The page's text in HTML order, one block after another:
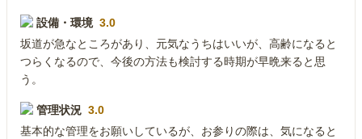
設備・環境 3.0
坂道が急なところがあり、元気なうちはいいが、高齢になると
つらくなるので、今後の方法も検討する時期が早晩来ると思
う。
管理状況 3.0
基本的な管理をお願いしているが、お参りの際は、気になると